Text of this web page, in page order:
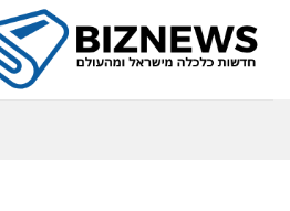
content